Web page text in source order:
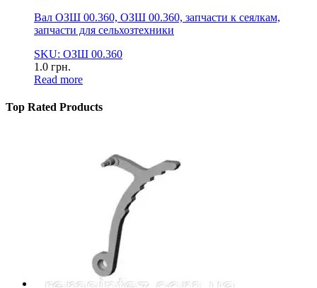
Вал ОЗШ 00.360, ОЗШ 00.360, запчасти к сеялкам,
запчасти для сельхозтехники
SKU: ОЗШ 00.360
1.0 грн.
Read more
Top Rated Products